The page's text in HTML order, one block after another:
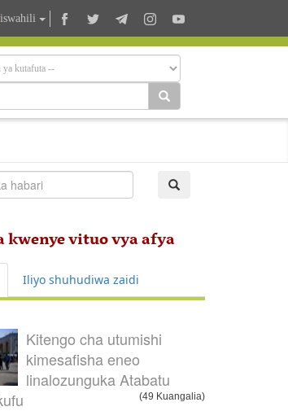
vituo vya afya
Iliyo shuhudiwa zaidi
Kitengo cha utumishi
kimesafisha eneo
linalozunguka Atabatu
(49 Kuangalia)